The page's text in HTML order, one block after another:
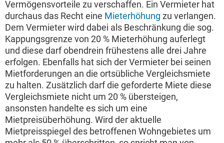
Vermögensvorteile zu verschaffen. Ein Vermieter hat
durchaus das Recht eine Mieterhöhung zu verlangen.
Dem Vermieter wird dabei als Beschränkung die sog.
Kappungsgrenze von 20 % Mieterhöhung auferlegt
und diese darf obendrein frühestens alle drei Jahre
erfolgen. Ebenfalls hat sich der Vermieter bei seinen
Mietforderungen an die ortsübliche Vergleichsmiete
zu halten. Zusätzlich darf die geforderte Miete diese
Vergleichsmiete nicht um 20 % übersteigen,
ansonsten handelte es sich um eine
Mietpreisüberhöhung. Wird der aktuelle
Mietpreisspiegel des betroffenen Wohngebietes um